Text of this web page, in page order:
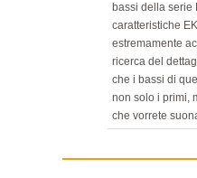
bassi della serie
caratteristiche
estremamente
ricerca del
che i bassi di
non solo i primi,
che vorrete